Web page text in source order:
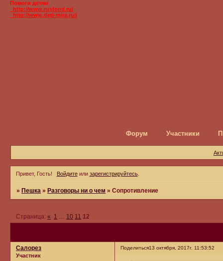
Помоги детям
_http://www.rusfond.ru/
_http://www.deti-mira.ru//
Форум Участники
Привет, Гость! Войдитеили зарегистрируйтесь.
» Пешка » Разговоры ни о чем »Сопротивление
Страница:« 1 … 10 11 12
Поделиться13 октября, 2017г. 11:53:52
Салорез
Участник